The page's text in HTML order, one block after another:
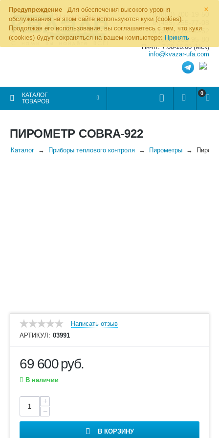
×
Предупреждение
Для обеспечения высокого уровня
обслуживания на этом сайте используются куки (cookies).
Продолжая его использование, вы соглашаетесь с тем, что куки
(cookies) будут сохраняться на вашем компьютере: Принять
8 (800) 700-19-50
8 (495) 255-77-08
8 (347) 225-00-52
8 (986) 963-95-80
Пн-пт: 7.00-16.00 (Мск)
info@kvazar-ufa.com
КАТАЛОГ
ТОВАРОВ
0
ПИРОМЕТР COBRA-922
Каталог Приборы теплового контроля Пирометры
Написать отзыв
АРТИКУЛ: 03991
69 600руб.
В наличии
+
−
В КОРЗИНУ